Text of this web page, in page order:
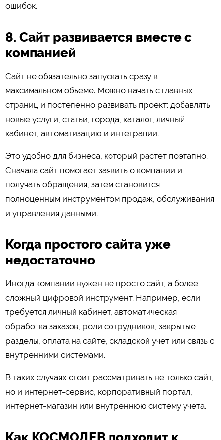
ошибок.
8. Сайт развивается вместе с
компанией
Сайт не обязательно запускать сразу в
максимальном объеме. Можно начать с главных
страниц и постепенно развивать проект: добавлять
новые услуги, статьи, города, каталог, личный
кабинет, автоматизацию и интеграции.
Это удобно для бизнеса, который растет поэтапно.
Сначала сайт помогает заявить о компании и
получать обращения, затем становится
полноценным инструментом продаж, обслуживания
и управления данными.
Когда простого сайта уже
недостаточно
Иногда компании нужен не просто сайт, а более
сложный цифровой инструмент. Например, если
требуется личный кабинет, автоматическая
обработка заказов, роли сотрудников, закрытые
разделы, оплата на сайте, складской учет или связь с
внутренними системами.
В таких случаях стоит рассматривать не только сайт,
но и интернет-сервис, корпоративный портал,
интернет-магазин или внутреннюю систему учета.